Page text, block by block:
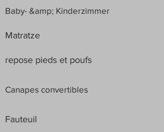
Baby- &amp; Kinderzimmer
Matratze
repose pieds et poufs
Canapes convertibles
Fauteuil